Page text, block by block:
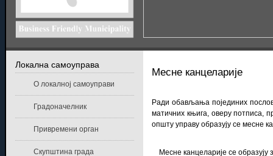
Месне канцеларије
Ради обављања појединих
матичних књига, оверу потписа,
општу управу образују се месне
Месне канцеларије се образују
Локална самоуправа
О локалној самоуправи
Градоначелник
Привремени орган
Скупштина града